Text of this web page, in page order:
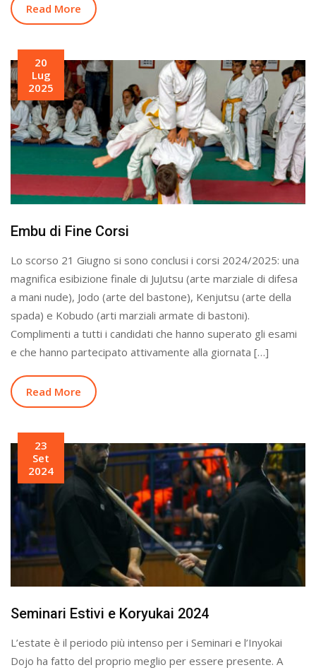
Read More
20
Lug
2025
Embu di Fine Corsi
Lo scorso 21 Giugno si sono conclusi i corsi 2024/2025: una
magnifica esibizione finale di JuJutsu (arte marziale di difesa
a mani nude), Jodo (arte del bastone), Kenjutsu (arte della
spada) e Kobudo (arti marziali armate di bastoni).
Complimenti a tutti i candidati che hanno superato gli esami
e che hanno partecipato attivamente alla giornata […]
Read More
23
Set
2024
Seminari Estivi e Koryukai 2024
L’estate è il periodo più intenso per i Seminari e l’Inyokai
Dojo ha fatto del proprio meglio per essere presente. A